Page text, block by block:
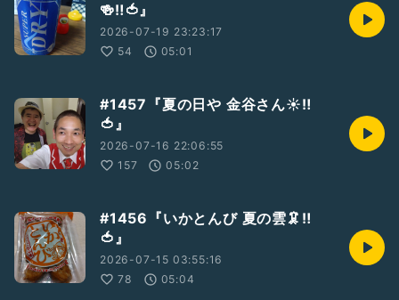
🍻‼️🍅』
2026-07-19 23:23:17
54
05:01
#1457『夏の日や 金谷さん☀‼️
🍅』
2026-07-16 22:06:55
157
05:02
#1456『いかとんび 夏の雲🦑‼️
🍅』
2026-07-15 03:55:16
78
05:04